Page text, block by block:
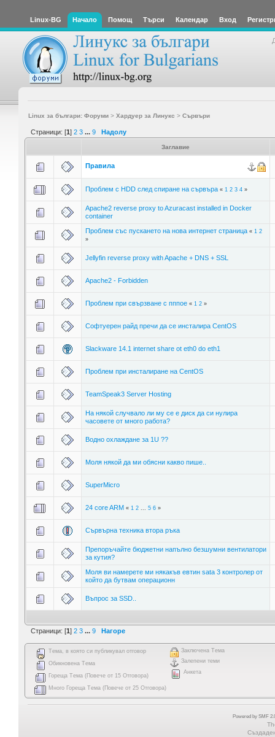
Linux-BG Начало Помощ Търси Календар Вход
Linux за българи: Форуми> Хардуер за Линукс > Сървъри
Страници: [1] 2 3 ... 9 Надолу
Заглавие
Правила
Проблем с HDD след спиране на сървъра « 1 2 3 4»
Apache2 reverse proxy to Azuracast installed in Docker
container
Проблем със пускането на нова интернет страница « 1 2
»
Jellyfin reverse proxy with Apache + DNS + SSL
Apache2 - Forbidden
Проблем при свързване с пппое « 1 2»
Софтуерен райд пречи да се инсталира CentOS
Slackware 14.1 internet share ot eth0 do eth1
Проблем при инсталиране на CentOS
TeamSpeak3 Server Hosting
На някой случвало ли му се е диск да си нулира
часовете от много работа?
Водно охлаждане за 1U ??
Моля някой да ми обясни какво пише..
SuperMicro
24 core ARM « 1 2... 5 6»
Сървърна техника втора ръка
Препоръчайте бюджетни напълно безшумни вентилатори
за кутия?
Моля ви намерете ми някакъв евтин sata 3 контролер от
който да бутвам операционн
Въпрос за SSD..
Страници: [1] 2 3 ... 9 Нагоре
Тема, в която си публикувал отговор
Обикновена Тема
Гореща Тема (Повече от 15 Отговора)
Много Гореща Тема (Повече от 25 Отговора)
Заключена Тема
Залепени теми
Анкета
Powered by SMF